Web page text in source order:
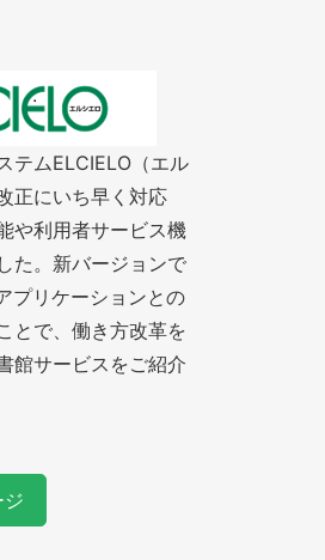
テムELCIELO（エル
正にいち早く対応
や利用者サービス機
た。新バージョンで
プリケーションとの
とで、働き方改革を
館サービスをご紹介